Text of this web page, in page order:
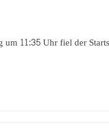
11:35 Uhr fiel der